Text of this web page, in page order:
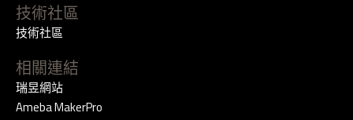
技術社區
技術社區
相關連結
瑞昱網站
Ameba MakerPro